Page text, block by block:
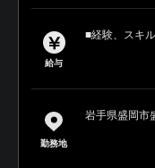
給与
■経験、スキ
勤務地
岩手県盛岡市